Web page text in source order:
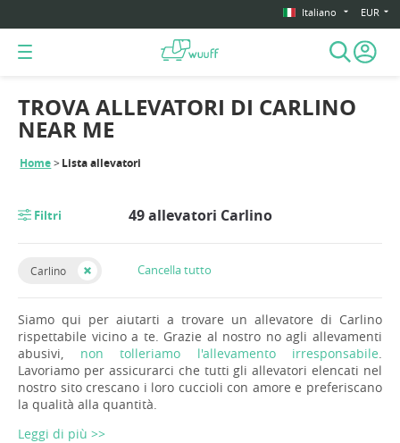
Italiano EUR
Home Lista allevatori
TROVA ALLEVATORI DI CARLINO
NEAR ME
Filtri 49 allevatori Carlino
Carlino Cancella tutto
Siamo qui per aiutarti a trovare un allevatore di Carlino
rispettabile vicino a te. Grazie al nostro no agli allevamenti
abusivi, non tolleriamo l'allevamento irresponsabile
Lavoriamo per assicurarci che tutti gli allevatori elencati nel
nostro sito crescano i loro cuccioli con amore e preferiscano
la qualità alla quantità.
Leggi di più >>